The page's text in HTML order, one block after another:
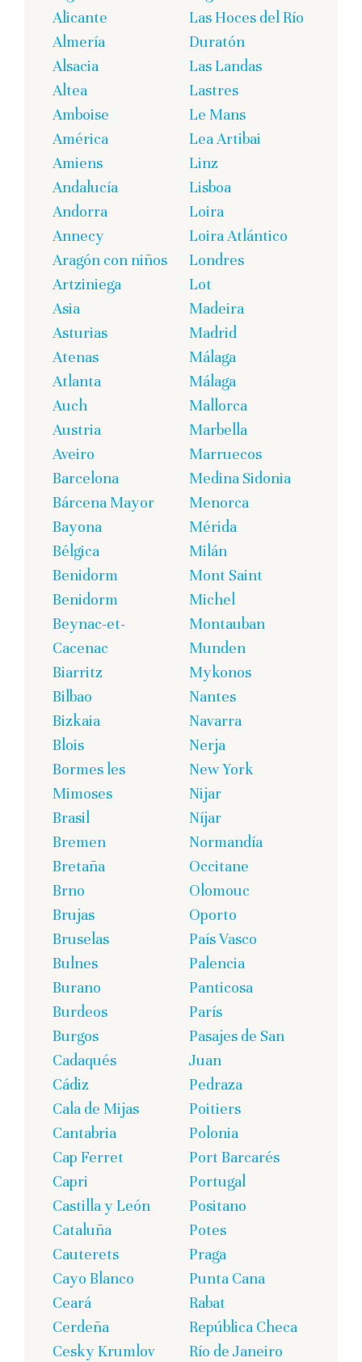
Alicante
Almería
Alsacia
Altea
Amboise
América
Amiens
Andalucía
Andorra
Annecy
Aragón con niños
Artziniega
Asia
Asturias
Atenas
Atlanta
Auch
Austria
Aveiro
Barcelona
Bárcena Mayor
Bayona
Bélgica
Benidorm
Benidorm
Beynac-et-
Cacenac
Biarritz
Bilbao
Bizkaia
Blois
Bormes les
Mimoses
Brasil
Bremen
Bretaña
Brno
Brujas
Bruselas
Bulnes
Burano
Burdeos
Burgos
Cadaqués
Cádiz
Cala de Mijas
Cantabria
Cap Ferret
Capri
Castilla y León
Cataluña
Cauterets
Cayo Blanco
Ceará
Cerdeña
Cesky Krumlov
Las Hoces del Río
Duratón
Las Landas
Lastres
Le Mans
Lea Artibai
Linz
Lisboa
Loira
Loira Atlántico
Londres
Lot
Madeira
Madrid
Málaga
Málaga
Mallorca
Marbella
Marruecos
Medina Sidonia
Menorca
Mérida
Milán
Mont Saint
Michel
Montauban
Munden
Mykonos
Nantes
Navarra
Nerja
New York
Nijar
Níjar
Normandía
Occitane
Olomouc
Oporto
País Vasco
Palencia
Panticosa
París
Pasajes de San
Juan
Pedraza
Poitiers
Polonia
Port Barcarés
Portugal
Positano
Potes
Praga
Punta Cana
Rabat
República Checa
Río de Janeiro